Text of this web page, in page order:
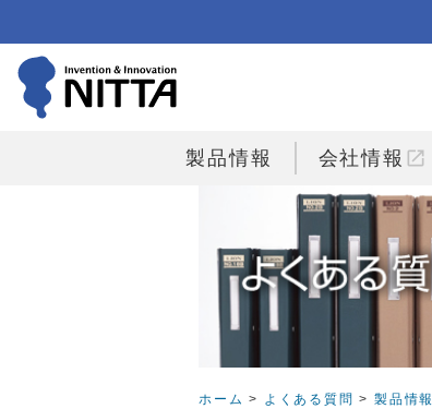
製品情報 会社情報 open_in_new
ホーム > よくある質問 >製品情報